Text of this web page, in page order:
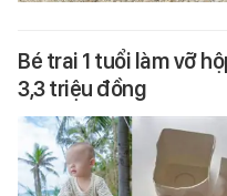
Bé trai 1 tuổi làm vỡ
3,3 triệu đồng